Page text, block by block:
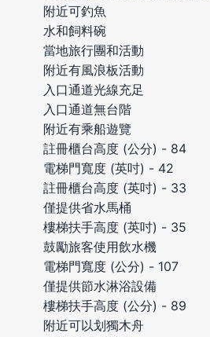
附近可釣魚
水和飼料碗
當地旅行團和活動
附近有風浪板活動
入口通道光線充足
入口通道無台階
附近有乘船遊覽
註冊櫃台高度 (公分) - 84
電梯門寬度 (英吋) - 42
註冊櫃台高度 (英吋) - 33
僅提供省水馬桶
樓梯扶手高度 (英吋) - 35
鼓勵旅客使用飲水機
電梯門寬度 (公分) - 107
僅提供節水淋浴設備
樓梯扶手高度 (公分) - 89
附近可以划獨木舟